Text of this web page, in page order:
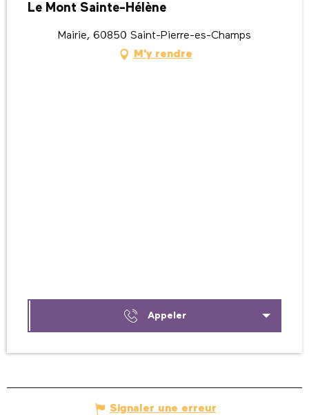
Le Mont Sainte-Hélène
Mairie, 60850 Saint-Pierre-es-Champs
M'y rendre
Appeler
Signaler une erreur